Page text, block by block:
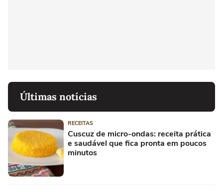
Últimas notícias
RECEITAS
Cuscuz de micro-ondas: receita prática
e saudável que fica pronta em poucos
minutos